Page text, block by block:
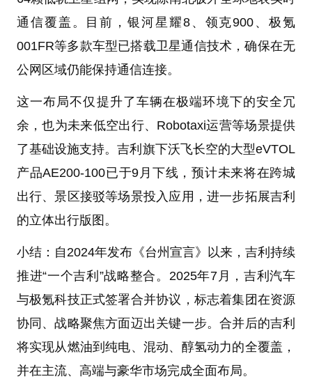
通信覆盖。目前，银河星耀8、领克900、极氪
001FR等多款车型已搭载卫星通信技术，确保在无
公网区域仍能保持通信连接。
这一布局不仅提升了车辆在极端环境下的安全冗
余，也为未来低空出行、Robotaxi运营等场景提供
了基础设施支持。吉利旗下沃飞长空的大型eVTOL
产品AE200-100已于9月下线，预计未来将在跨城
出行、景区接驳等场景投入应用，进一步拓展吉利
的立体出行版图。
小结： 自2024年发布《台州宣言》以来，吉利持续
推进“一个吉利”战略整合。2025年7月，吉利汽车
与极氪科技正式签署合并协议，标志着集团在资源
协同、战略聚焦方面迈出关键一步。合并后的吉利
将实现从燃油到纯电、混动、醇氢动力的全覆盖，
并在主流、高端与豪华市场完成全面布局。